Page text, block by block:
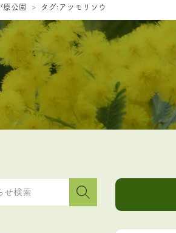
原公園 タグ:アツモリソウ